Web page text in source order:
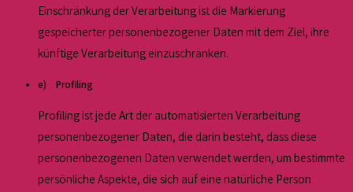
Einschränkung der Verarbeitung ist die Markierung
gespeicherter personenbezogener Daten mit dem Ziel, ihre
künftige Verarbeitung einzuschränken.
e) Profiling
Profiling ist jede Art der automatisierten Verarbeitung
personenbezogener Daten, die darin besteht, dass diese
personenbezogenen Daten verwendet werden, um bestimmte
persönliche Aspekte, die sich auf eine natürliche Person